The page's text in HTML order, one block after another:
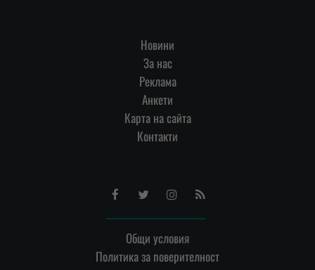
Новини
За нас
Реклама
Анкети
Карта на сайта
Контакти
FacebookTwitterInstagram
RSS
Общи условия
Политика за поверителност